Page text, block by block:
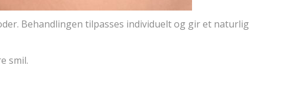
Behandlingen tilpasses individuelt og gir et naturlig
smil.